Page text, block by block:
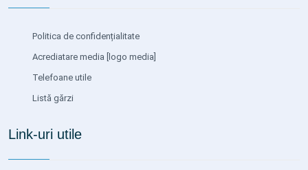
Politica de confidențialitate
Acrediatare media [logo media]
Telefoane utile
Listă gărzi
Link-uri utile